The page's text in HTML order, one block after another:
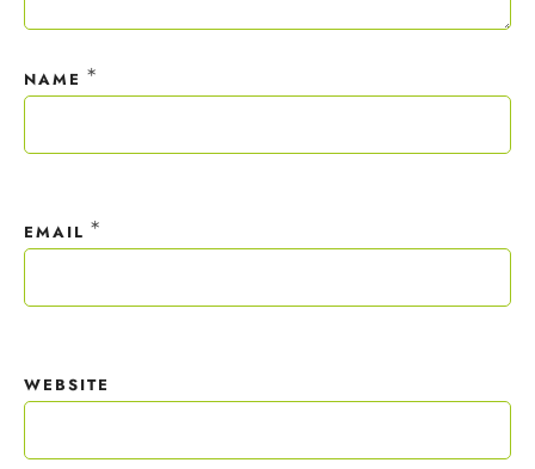
NAME *
EMAIL *
WEBSITE